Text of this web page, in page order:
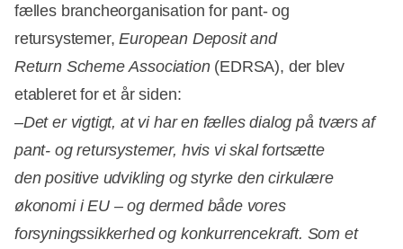
fælles brancheorganisation for pant- og
retursystemer,European Deposit and
Return Scheme Association(EDRSA), der blev
etableret for et år siden:
–Det er vigtigt, at vi har en fælles dialog på tværs af
pant- og retursystemer, hvis vi skal fortsætte
den positive udvikling og styrke den cirkulære
økonomi i EU – og dermed både vores
forsyningssikkerhed og konkurrencekraft. Som et